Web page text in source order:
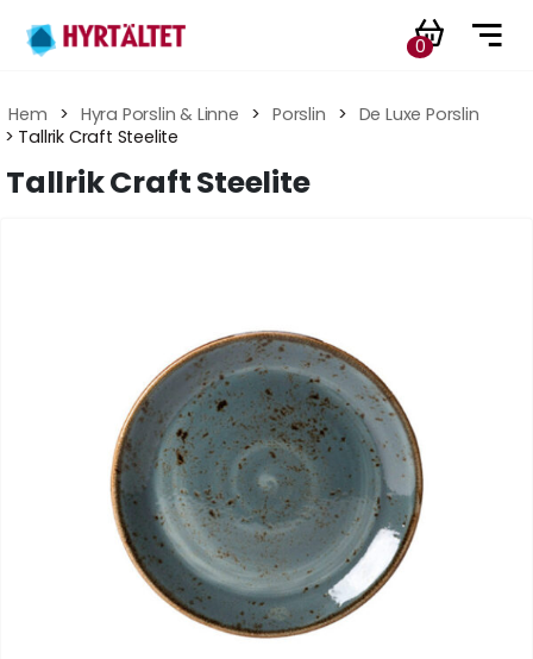
0
Hem > Hyra Porslin & Linne > Porslin > De Luxe Porslin
> Tallrik Craft Steelite
Tallrik Craft Steelite